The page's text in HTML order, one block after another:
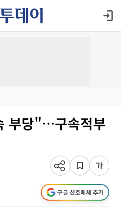
부당"…구속적부
구글 선호매체 추가